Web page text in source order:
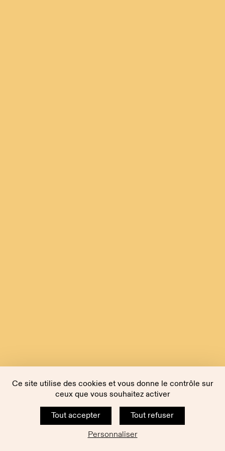
Ce site utilise des cookies et vous donne le contrôle sur
ceux que vous souhaitez activer
Tout accepter
Tout refuser
Personnaliser